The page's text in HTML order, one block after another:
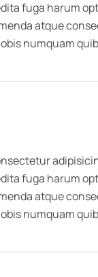
fuga harum
atque
numquam
fuga harum
atque
numquam